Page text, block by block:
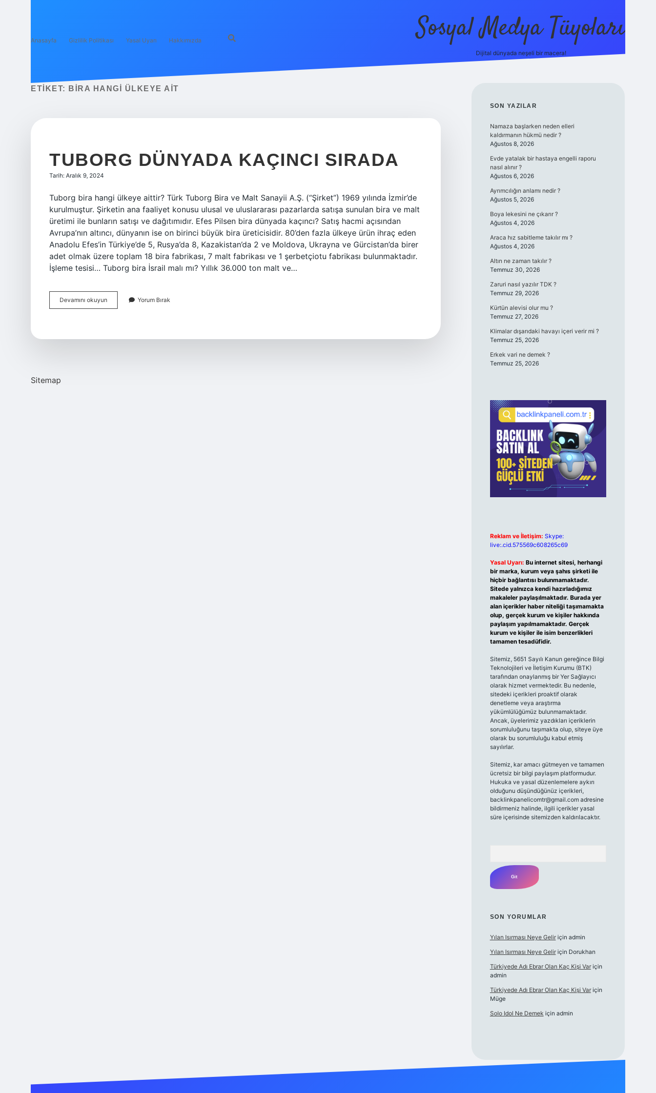
Anasayfa Gizlilik Politikası Yasal Uyarı Hakkımızda Sosyal Medya Tüyoları
Dijital dünyada neşeli bir macera!
ETIKET: BIRA HANGI ÜLKEYE AIT
TUBORG DÜNYADA KAÇINCI SIRADA
Tarih: Aralık 9, 2024
Tuborg bira hangi ülkeye aittir? Türk Tuborg Bira ve Malt Sanayii A.Ş. (“Şirket”) 1969 yılında İzmir’de
kurulmuştur. Şirketin ana faaliyet konusu ulusal ve uluslararası pazarlarda satışa sunulan bira ve malt
üretimi ile bunların satışı ve dağıtımıdır. Efes Pilsen bira dünyada kaçıncı? Satış hacmi açısından
Avrupa’nın altıncı, dünyanın ise on birinci büyük bira üreticisidir. 80’den fazla ülkeye ürün ihraç eden
Anadolu Efes’in Türkiye’de 5, Rusya’da 8, Kazakistan’da 2 ve Moldova, Ukrayna ve Gürcistan’da birer
adet olmak üzere toplam 18 bira fabrikası, 7 malt fabrikası ve 1 şerbetçiotu fabrikası bulunmaktadır.
İşleme tesisi… Tuborg bira İsrail malı mı? Yıllık 36.000 ton malt ve…
Devamını okuyun
Dünyada
Yorum Bırak
Sitemap
SIDEBAR
SON YAZILAR
Namaza başlarken neden elleri
kaldırmanın hükmü nedir ?
Ağustos 8, 2026
Evde yatalak bir hastaya engelli raporu
nasıl alınır ?
Ağustos 6, 2026
Ayrımcılığın anlamı nedir ?
Ağustos 5, 2026
Boya lekesini ne çıkarır ?
Ağustos 4, 2026
Araca hız sabitleme takılır mı ?
Ağustos 4, 2026
Altın ne zaman takılır ?
Temmuz 30, 2026
Zaruri nasıl yazılır TDK ?
Temmuz 29, 2026
Kürtün alevisi olur mu ?
Temmuz 27, 2026
Klimalar dışarıdaki havayı içeri verir mi ?
Temmuz 25, 2026
Erkek vari ne demek ?
Temmuz 25, 2026
Reklam ve İletişim: Skype:
live:.cid.575569c608265c69
Yasal Uyarı: Bu internet sitesi, herhangi
bir marka, kurum veya şahıs şirketi ile
hiçbir bağlantısı bulunmamaktadır.
Sitede yalnızca kendi hazırladığımız
makaleler paylaşılmaktadır. Burada yer
alan içerikler haber niteliği taşımamakta
olup, gerçek kurum ve kişiler hakkında
paylaşım yapılmamaktadır. Gerçek
kurum ve kişiler ile isim benzerlikleri
tamamen tesadüfidir.
Sitemiz, 5651 Sayılı Kanun gereğince Bilgi
Teknolojileri ve İletişim Kurumu (BTK)
tarafından onaylanmış bir Yer Sağlayıcı
olarak hizmet vermektedir. Bu nedenle,
sitedeki içerikleri proaktif olarak
denetleme veya araştırma
yükümlülüğümüz bulunmamaktadır.
Ancak, üyelerimiz yazdıkları içeriklerin
sorumluluğunu taşımakta olup, siteye üye
olarak bu sorumluluğu kabul etmiş
sayılırlar.
Sitemiz, kar amacı gütmeyen ve tamamen
ücretsiz bir bilgi paylaşım platformudur.
Hukuka ve yasal düzenlemelere aykırı
olduğunu düşündüğünüz içerikleri,
backlinkpanelicomtr@gmail.comadresine
bildirmeniz halinde, ilgili içerikler yasal
süre içerisinde sitemizden kaldırılacaktır.
SON YORUMLAR
Yılan Isırması Neye Geliriçin admin
Yılan Isırması Neye Geliriçin Dorukhan
Türkiyede Adı Ebrar Olan Kaç Kişi Variçin
admin
Türkiyede Adı Ebrar Olan Kaç Kişi Variçin
Müge
Solo Idol Ne Demek için admin